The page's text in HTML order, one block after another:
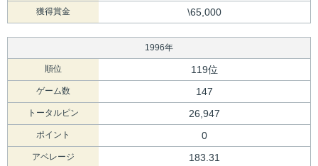
獲得賞金 \65,000
1996年
順位 119位
ゲーム数 147
トータルピン 26,947
ポイント 0
アベレージ 183.31